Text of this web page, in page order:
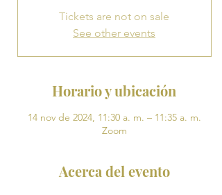
Tickets are not on sale
See other events
Horario y ubicación
14 nov de 2024, 11:30 a. m. – 11:35 a. m.
Zoom
Acerca del evento